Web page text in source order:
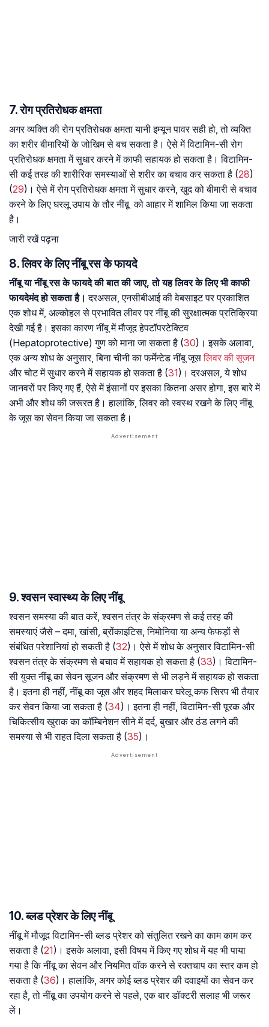
7. रोग प्रतिरोधक क्षमता
अगर व्यक्ति की रोग प्रतिरोधक क्षमता यानी इम्यून पावर सही हो, तो व्यक्ति
का शरीर बीमारियों के जोखिम से बच सकता है। ऐसे में विटामिन-सी रोग
प्रतिरोधक क्षमता में सुधार करने में काफी सहायक हो सकता है। विटामिन-
सी कई तरह की शारीरिक समस्याओं से शरीर का बचाव कर सकता है (28)
(29)। ऐसे में रोग प्रतिरोधक क्षमता में सुधार करने, खुद को बीमारी से बचाव
करने के लिए घरलू उपाय के तौर नींबू को आहार में शामिल किया जा सकता
है।
जारी रखें पढ़ना
8. लिवर के लिए नींबू रस के फायदे
नींबू या नींबू रस के फायदे की बात की जाए, तो यह लिवर के लिए भी काफी
फायदेमंद हो सकता है। दरअसल, एनसीबीआई की वेबसाइट पर प्रकाशित
एक शोध में, अल्कोहल से प्रभावित लीवर पर नींबू की सुरक्षात्मक प्रतिक्रिया
देखी गई है। इसका कारण नींबू में मौजूद हेपटॉपरटेक्टिव
(Hepatoprotective) गुण को माना जा सकता है (30)। इसके अलावा,
एक अन्य शोध के अनुसार, बिना चीनी का फर्मेन्टेड नींबू जूसलिवर की सूजन
और चोट में सुधार करने में सहायक हो सकता है (31)। दरअसल, ये शोध
जानवरों पर किए गए हैं, ऐसे में इंसानों पर इसका कितना असर होगा, इस बारे में
अभी और शोध की जरूरत है। हालांकि, लिवर को स्वस्थ रखने के लिए नींबू
के जूस का सेवन किया जा सकता है।
9. श्वसन स्वास्थ्य के लिए नींबू
श्वसन समस्या की बात करें, श्वसन तंत्र के संक्रमण से कई तरह की
समस्याएं जैसे – दमा, खांसी, ब्रोंकाइटिस, निमोनिया या अन्य फेफड़ों से
संबंधित परेशानियां हो सकती है (32)। ऐसे में शोध के अनुसार विटामिन-सी
श्वसन तंत्र के संक्रमण से बचाव में सहायक हो सकता है (33)। विटामिन-
सी युक्त नींबू का सेवन सूजन और संक्रमण से भी लड़ने में सहायक हो सकता
है। इतना ही नहीं, नींबू का जूस और शहद मिलाकर घरेलू कफ सिरप भी तैयार
कर सेवन किया जा सकता है (34)। इतना ही नहीं, विटामिन-सी पूरक और
चिकित्सीय खुराक का कॉम्बिनेशन सीने में दर्द, बुखार और ठंड लगने की
समस्या से भी राहत दिला सकता है (35)।
10. ब्लड प्रेशर के लिए नींबू
नींबू में मौजूद विटामिन-सी ब्लड प्रेशर को संतुलित रखने का काम काम कर
सकता है (21)। इसके अलावा, इसी विषय में किए गए शोध में यह भी पाया
गया है कि नींबू का सेवन और नियमित वॉक करने से रक्तचाप का स्तर कम हो
सकता है (36)। हालांकि, अगर कोई ब्लड प्रेशर की दवाइयों का सेवन कर
रहा है, तो नींबू का उपयोग करने से पहले, एक बार डॉक्टरी सलाह भी जरूर
लें।